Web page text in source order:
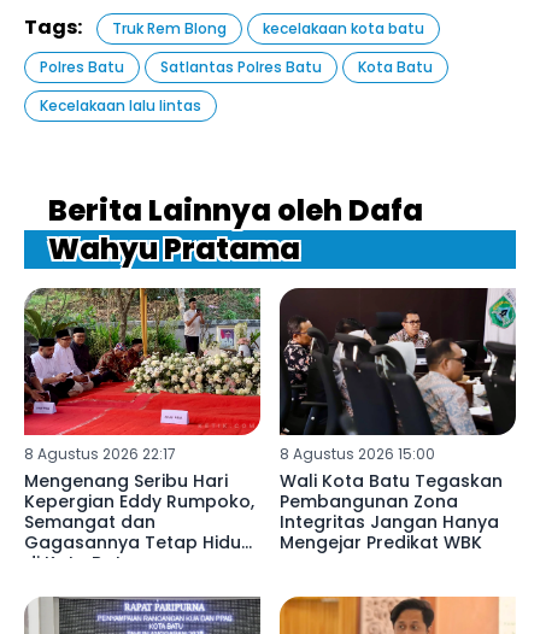
Tags: Truk Rem Blong
kecelakaan kota batu
Polres Batu
Satlantas Polres Batu
Kota Batu
Kecelakaan lalu lintas
Berita Lainnya oleh Dafa
Wahyu Pratama
8 Agustus 2026 22:17
Mengenang Seribu Hari
Kepergian Eddy Rumpoko,
Semangat dan
Gagasannya Tetap Hidup
di Kota Batu
8 Agustus 2026 15:00
Wali Kota Batu Tegaskan
Pembangunan Zona
Integritas Jangan Hanya
Mengejar Predikat WBK